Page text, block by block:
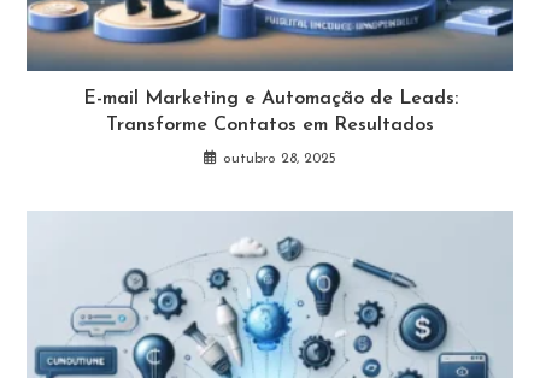
E-mail Marketing e Automação de Leads:
Transforme Contatos em Resultados
outubro 28, 2025